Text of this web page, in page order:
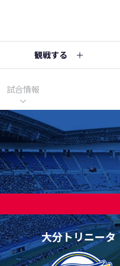
観戦する
試合情報
大分トリニータ